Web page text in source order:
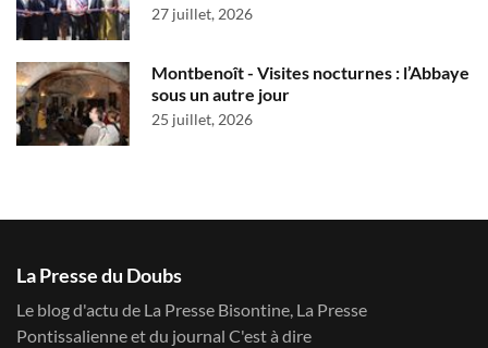
27 juillet, 2026
Montbenoît - Visites nocturnes : l’Abbaye
sous un autre jour
25 juillet, 2026
La Presse du Doubs
Le blog d'actu de La Presse Bisontine, La Presse
Pontissalienne et du journal C'est à dire